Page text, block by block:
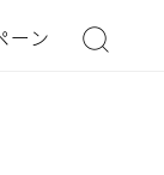
ーン